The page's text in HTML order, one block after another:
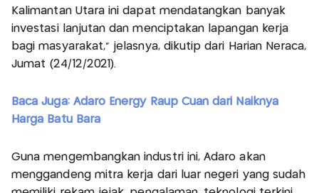
Kalimantan Utara ini dapat mendatangkan banyak
investasi lanjutan dan menciptakan lapangan kerja
bagi masyarakat," jelasnya, dikutip dari Harian Neraca,
Jumat (24/12/2021).
Baca Juga: Adaro Energy Raup Cuan dari Naiknya
Harga Batu Bara
Guna mengembangkan industri ini, Adaro akan
menggandeng mitra kerja dari luar negeri yang sudah